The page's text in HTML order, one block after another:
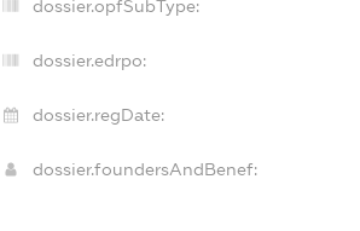
dossier.opfSubType:
dossier.edrpo:
dossier.regDate:
dossier.foundersAndBenef: